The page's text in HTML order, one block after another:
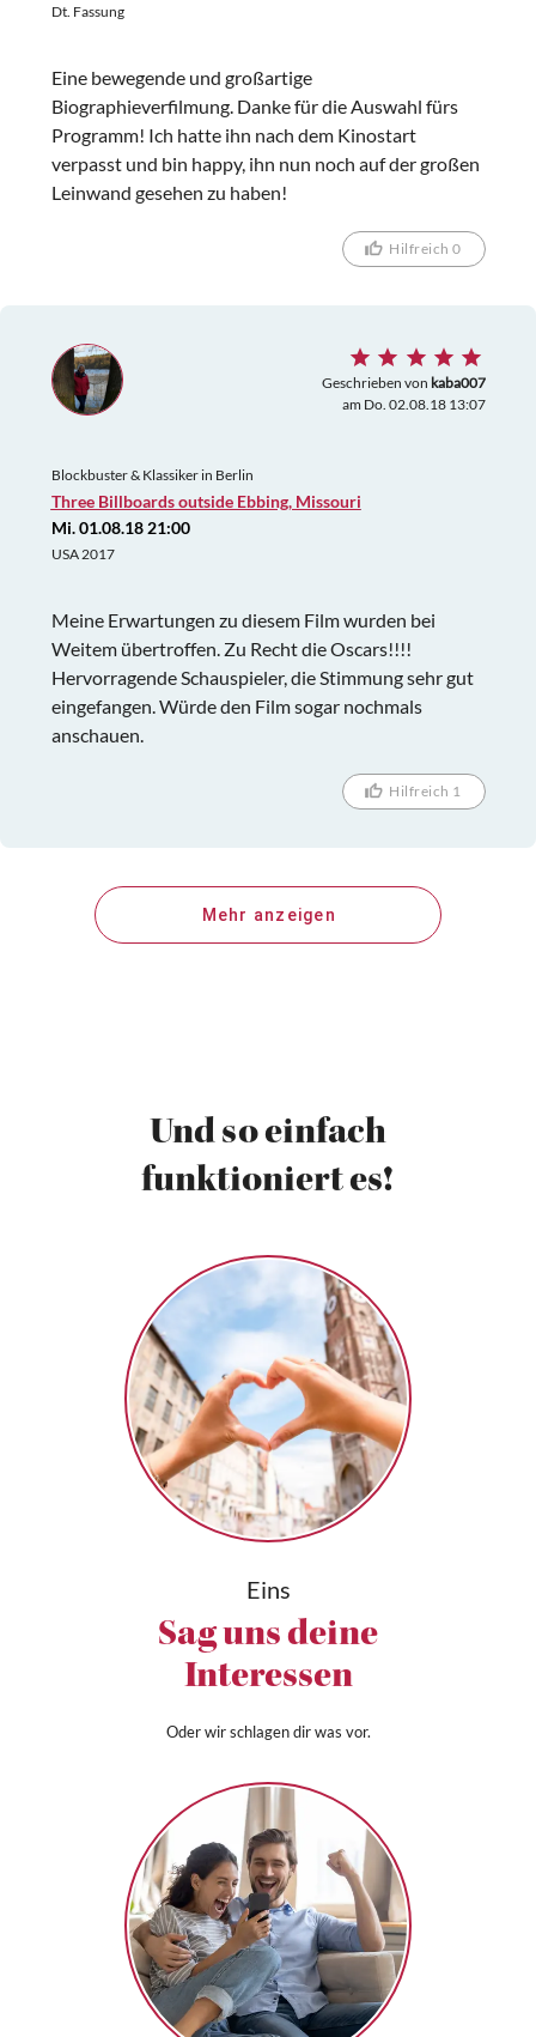
Dt. Fassung
Eine bewegende und großartige
Biographieverfilmung. Danke für die Auswahl fürs
Programm! Ich hatte ihn nach dem Kinostart
verpasst und bin happy, ihn nun noch auf der großen
Leinwand gesehen zu haben!
Hilfreich 0
Geschrieben von kaba007
am Do. 02.08.18 13:07
Blockbuster & Klassiker in Berlin
Three Billboards outside Ebbing, Missouri
Mi. 01.08.18 21:00
USA 2017
Meine Erwartungen zu diesem Film wurden bei
Weitem übertroffen. Zu Recht die Oscars!!!!
Hervorragende Schauspieler, die Stimmung sehr gut
eingefangen. Würde den Film sogar nochmals
anschauen.
Hilfreich 1
Mehr anzeigen
Und so einfach
funktioniert es!
Eins
Sag uns deine
Interessen
Oder wir schlagen dir was vor.